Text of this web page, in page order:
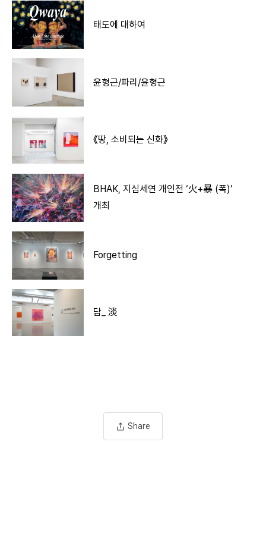
태도에 대하여
윤형근/파리/윤형근
《땅, 소비되는 신화》
BHAK, 지심세연 개인전 ‘火+暴 (폭)’
개최
Forgetting
담_ 淡
Share